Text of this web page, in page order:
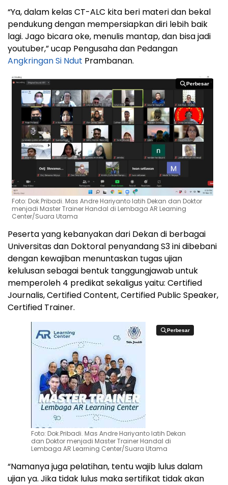
“Ya, dalam kelas CT-ALC kita beri materi dan bekal
pendukung dengan mempersiapkan diri lebih baik
lagi. Jago bicara oke, menulis mantap, dan bisa jadi
youtuber,” ucap Pengusaha dan Pedangan
Angkringan Si Ndut Prambanan.
Perbesar
Perbesar
Foto: Dok.Pribadi. Mas Andre Hariyanto latih Dekan dan Doktor
menjadi Master Trainer Handal di Lembaga AR Learning
Center/Suara Utama
Peserta yang kebanyakan dari Dekan di berbagai
Universitas dan Doktoral penyandang S3 ini dibebani
dengan kewajiban menuntaskan tugas ujian
kelulusan sebagai bentuk tanggungjawab untuk
memperoleh 4 predikat sekaligus yaitu: Certified
Journalis, Certified Content, Certified Public Speaker,
Certified Trainer.
Perbesar
Perbesar
Foto: Dok.Pribadi. Mas Andre Hariyanto latih Dekan
dan Doktor menjadi Master Trainer Handal di
Lembaga AR Learning Center/Suara Utama
“Namanya juga pelatihan, tentu wajib lulus dalam
ujian ya. Jika tidak lulus maka sertifikat tidak akan